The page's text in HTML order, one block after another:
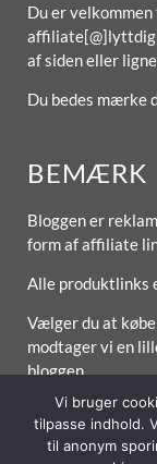
Du er
af siden eller
Du bedes mærke
BEMÆRK
Bloggen er
form af affiliate
Alle produktlinks
Vælger du at
modtager vi en
bloggen.
Vi bruger
tilpasse indhold.
til anonym